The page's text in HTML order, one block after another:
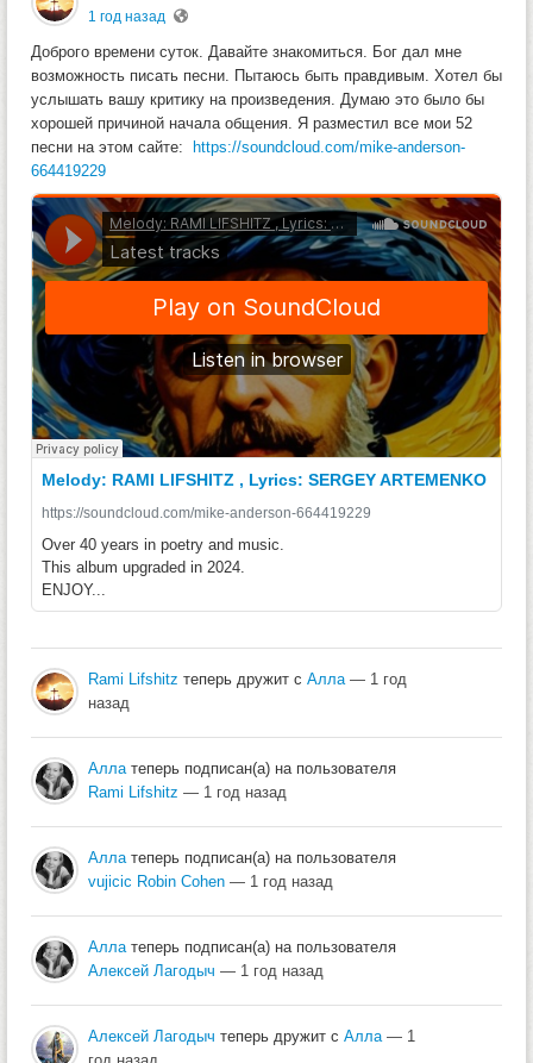
1 год назад
Доброго времени суток. Давайте знакомиться. Бог дал мне
возможность писать песни. Пытаюсь быть правдивым. Хотел бы
услышать вашу критику на произведения. Думаю это было бы
хорошей причиной начала общения. Я разместил все мои 52
песни на этом сайте:
https://soundcloud.com/mike-anderson-
664419229
Melody: RAMI LIFSHITZ , Lyrics: SERGEY ARTEMENKO
https://soundcloud.com/mike-anderson-664419229
Over 40 years in poetry and music.
This album upgraded in 2024.
ENJOY...
Rami Lifshitz теперь дружит с Алла — 1 год
назад
Аллатеперь подписан(а) на пользователя
Rami Lifshitz — 1 год назад
Аллатеперь подписан(а) на пользователя
vujicic Robin Cohen — 1 год назад
Аллатеперь подписан(а) на пользователя
Алексей Лагодыч — 1 год назад
Алексей Лагодыч теперь дружит с Алла — 1